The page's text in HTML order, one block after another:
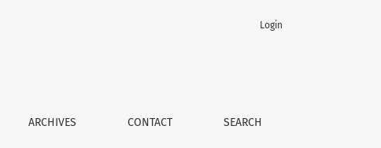
EDUCATION TEACHERS
ARCHIVES CONTACT SEARCH
Login